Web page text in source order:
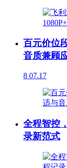
百元价位
音质兼顾
8 07.17
全程智控
录新范式